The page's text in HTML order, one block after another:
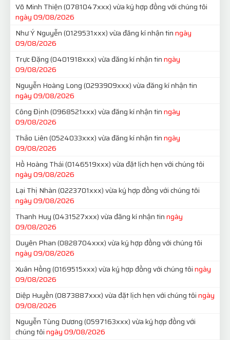
Võ Minh Thiện(0781047xxx)vừa ký hợp đồng với chúng tôi
ngày 09/08/2026
Như Ý Nguyễn(0129531xxx)vừa đăng kí nhận tinngày
09/08/2026
Trực Đặng(0401918xxx)vừa đăng kí nhận tinngày
09/08/2026
Nguyễn Hoàng Long(0293909xxx)vừa đăng kí nhận tin
ngày 09/08/2026
Công Định(0968521xxx)vừa đăng kí nhận tinngày
09/08/2026
Thảo Liên(0524033xxx)vừa đăng kí nhận tinngày
09/08/2026
Hồ Hoàng Thái(0146519xxx)vừa đặt lịch hẹn với chúng tôi
ngày 09/08/2026
Lại Thị Nhàn(0223701xxx)vừa ký hợp đồng với chúng tôi
ngày 09/08/2026
Thanh Huy(0431527xxx)vừa đăng kí nhận tinngày
09/08/2026
Duyên Phan(0828704xxx)vừa ký hợp đồng với chúng tôi
ngày 09/08/2026
Xuân Hồng(0169515xxx)vừa ký hợp đồng với chúng tôingày
09/08/2026
Diệp Huyền(0873887xxx)vừa đặt lịch hẹn với chúng tôingày
09/08/2026
Nguyễn Tùng Dương(0597163xxx)vừa ký hợp đồng với
chúng tôingày 09/08/2026